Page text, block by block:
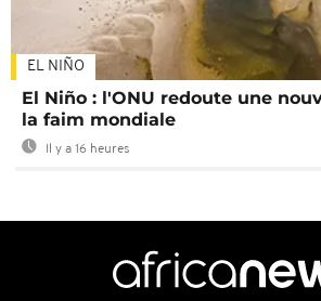
EL NIÑO
El Niño : l'ONU redoute une
la faim mondiale
Il y a 16 heures